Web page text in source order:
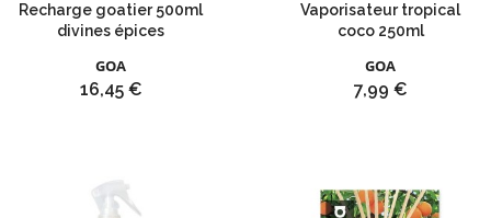
Recharge goatier 500ml
divines épices
GOA
Prix
16,45 €
Vaporisateur tropical
coco 250ml
GOA
Prix
7,99 €